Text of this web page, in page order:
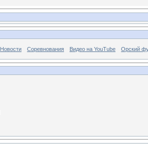
Новости Соревнования Видео на YouTube Орский